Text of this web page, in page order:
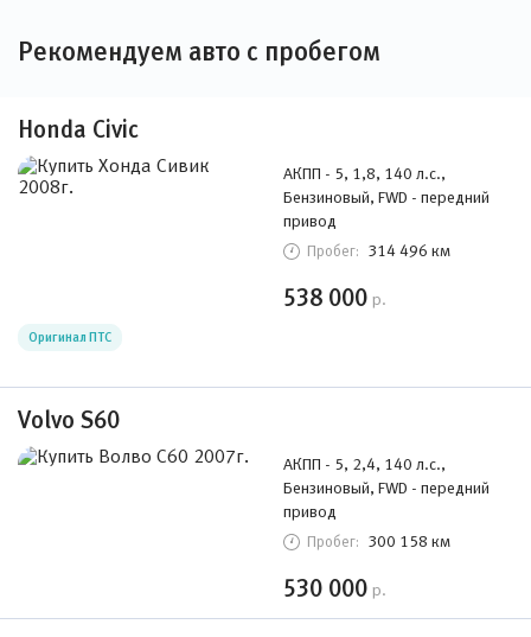
Рекомендуем авто с пробегом
Honda Civic
АКПП - 5, 1,8, 140 л.с.,
Бензиновый, FWD - передний
привод
Пробег: 314 496 км
538 000 р.
Оригинал ПТС
Volvo S60
АКПП - 5, 2,4, 140 л.с.,
Бензиновый, FWD - передний
привод
Пробег: 300 158 км
530 000 р.